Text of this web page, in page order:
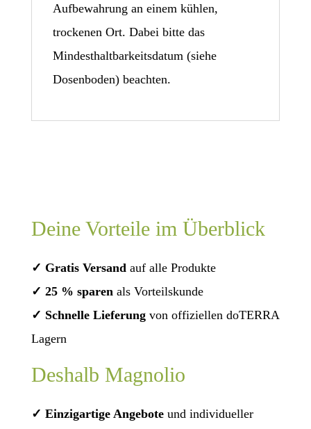
Aufbewahrung an einem kühlen,
trockenen Ort. Dabei bitte das
Mindesthaltbarkeitsdatum (siehe
Dosenboden) beachten.
Deine Vorteile im Überblick
✓ Gratis Versand auf alle Produkte
✓ 25 % sparen als Vorteilskunde
✓ Schnelle Lieferungvon offiziellen doTERRA
Lagern
Deshalb Magnolio
✓ Einzigartige Angeboteund individueller